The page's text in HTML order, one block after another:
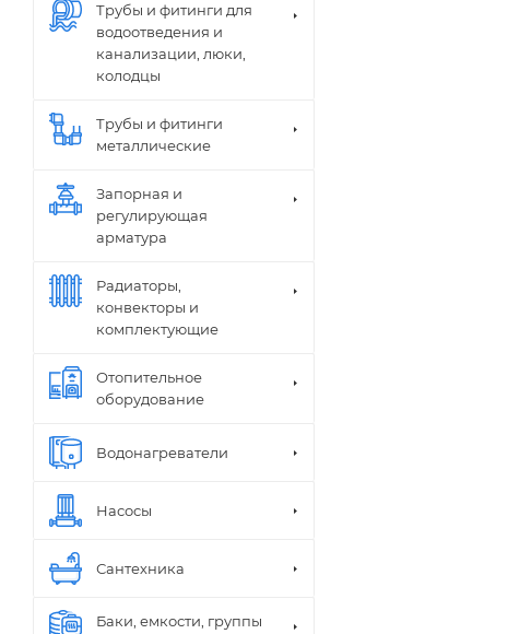
Трубы и фитинги для
водоотведения и
канализации, люки,
колодцы
Трубы и фитинги
металлические
Запорная и
регулирующая
арматура
Радиаторы,
конвекторы и
комплектующие
Отопительное
оборудование
Водонагреватели
Насосы
Сантехника
Баки, емкости, группы